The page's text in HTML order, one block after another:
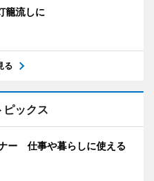
籠流しに
る
ックス
ー 仕事や暮らしに使える